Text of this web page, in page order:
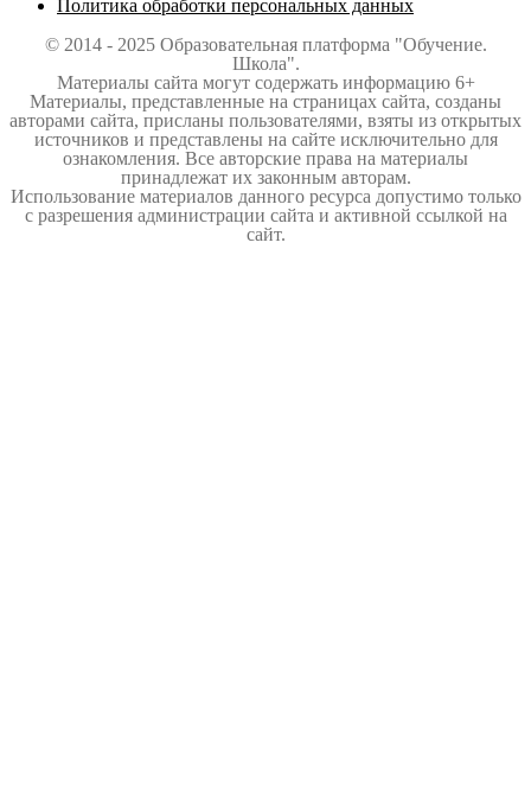
Политика обработки персональных данных
© 2014 - 2025 Образовательная платформа "Обучение.
Школа".
Материалы сайта могут содержать информацию 6+
Материалы, представленные на страницах сайта, созданы
авторами сайта, присланы пользователями, взяты из открытых
источников и представлены на сайте исключительно для
ознакомления. Все авторские права на материалы
принадлежат их законным авторам.
Использование материалов данного ресурса допустимо только
с разрешения администрации сайта и активной ссылкой на
сайт.